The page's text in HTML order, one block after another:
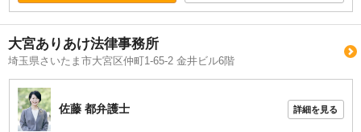
大宮ありあけ法律事務所
埼玉県さいたま市大宮区仲町1-65-2 金井ビル6階
佐藤 都弁護士 詳細を見る